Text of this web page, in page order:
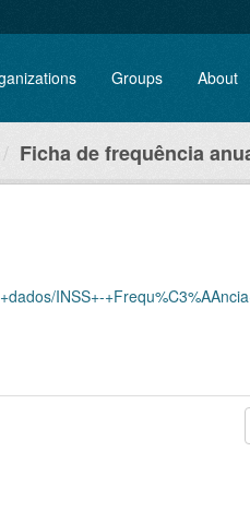
Groups About
Ficha de frequência